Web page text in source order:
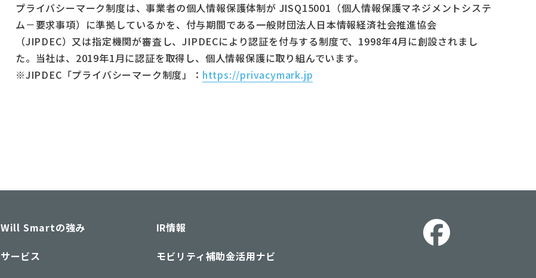
プライバシーマーク制度は、事業者の個人情報保護体制が JISQ15001（個人情報保護マネジメントシステ
ム－要求事項）に準拠しているかを、付与期間である一般財団法人日本情報経済社会推進協会
（JIPDEC）又は指定機関が審査し、JIPDECにより認証を付与する制度で、1998年4月に創設されまし
た。当社は、2019年1月に認証を取得し、個人情報保護に取り組んでいます。
※JIPDEC「プライバシーマーク制度」： https://privacymark.jp
Will Smartの強み
IR情報
サービス
モビリティ補助金活用ナビ